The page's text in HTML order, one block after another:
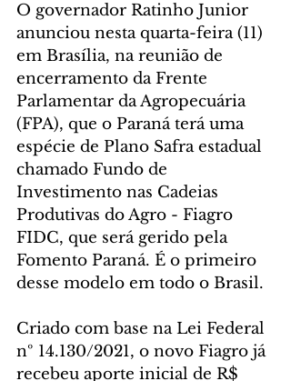
O governador Ratinho Junior
anunciou nesta quarta-feira (11)
em Brasília, na reunião de
encerramento da Frente
Parlamentar da Agropecuária
(FPA), que o Paraná terá uma
espécie de Plano Safra estadual
chamado Fundo de
Investimento nas Cadeias
Produtivas do Agro - Fiagro
FIDC, que será gerido pela
Fomento Paraná. É o primeiro
desse modelo em todo o Brasil.
Criado com base na Lei Federal
nº 14.130/2021, o novo Fiagro já
recebeu aporte inicial de R$